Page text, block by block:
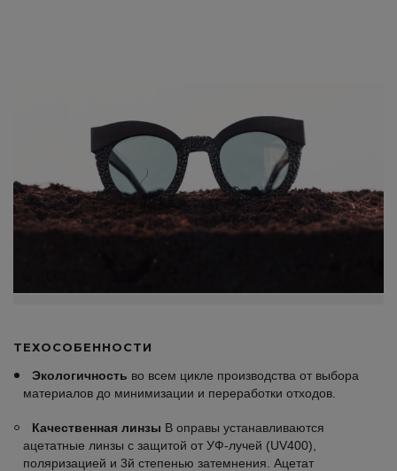
ТЕХОСОБЕННОСТИ
Экологичность во всем цикле производства от выбора
материалов до минимизации и переработки отходов.
Качественная линзы В оправы устанавливаются
ацетатные линзы с защитой от УФ-лучей (UV400),
поляризацией и 3й степенью затемнения. Ацетат